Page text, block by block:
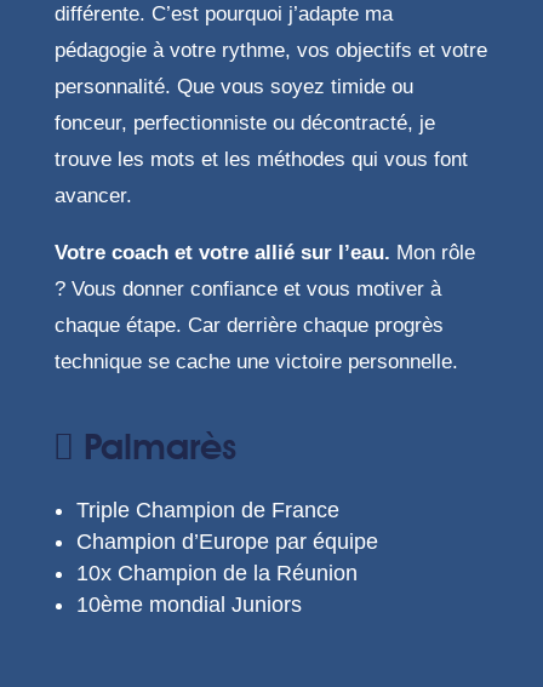
différente. C’est pourquoi j’adapte ma
pédagogie à votre rythme, vos objectifs et votre
personnalité. Que vous soyez timide ou
fonceur, perfectionniste ou décontracté, je
trouve les mots et les méthodes qui vous font
avancer.
Votre coach et votre allié sur l’eau. Mon rôle
? Vous donner confiance et vous motiver à
chaque étape. Car derrière chaque progrès
technique se cache une victoire personnelle.
Palmarès
Triple Champion de France
Champion d’Europe par équipe
10x Champion de la Réunion
10ème mondial Juniors